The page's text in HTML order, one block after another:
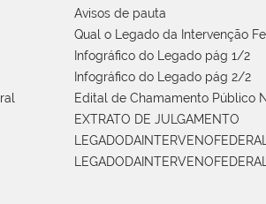
Avisos de pauta
Qual o Legado da Intervenção
Infográfico do Legado pág 1/2
Infográfico do Legado pág 2/2
Edital de Chamamento Público
EXTRATO DE JULGAMENTO